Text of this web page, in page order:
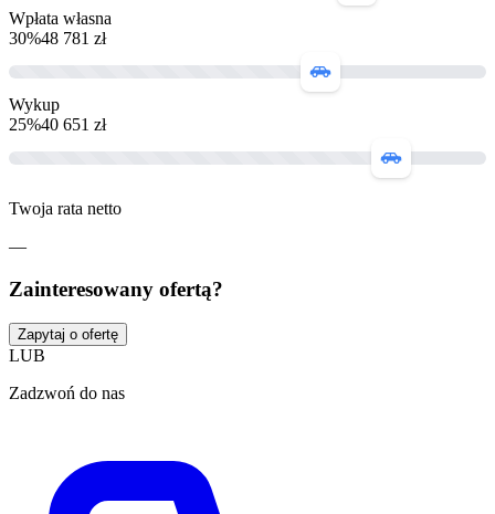
Wpłata własna
30%48 781 zł
Wykup
25%40 651 zł
Twoja rata netto
—
Zainteresowany ofertą?
Zapytaj o ofertę
LUB
Zadzwoń do nas